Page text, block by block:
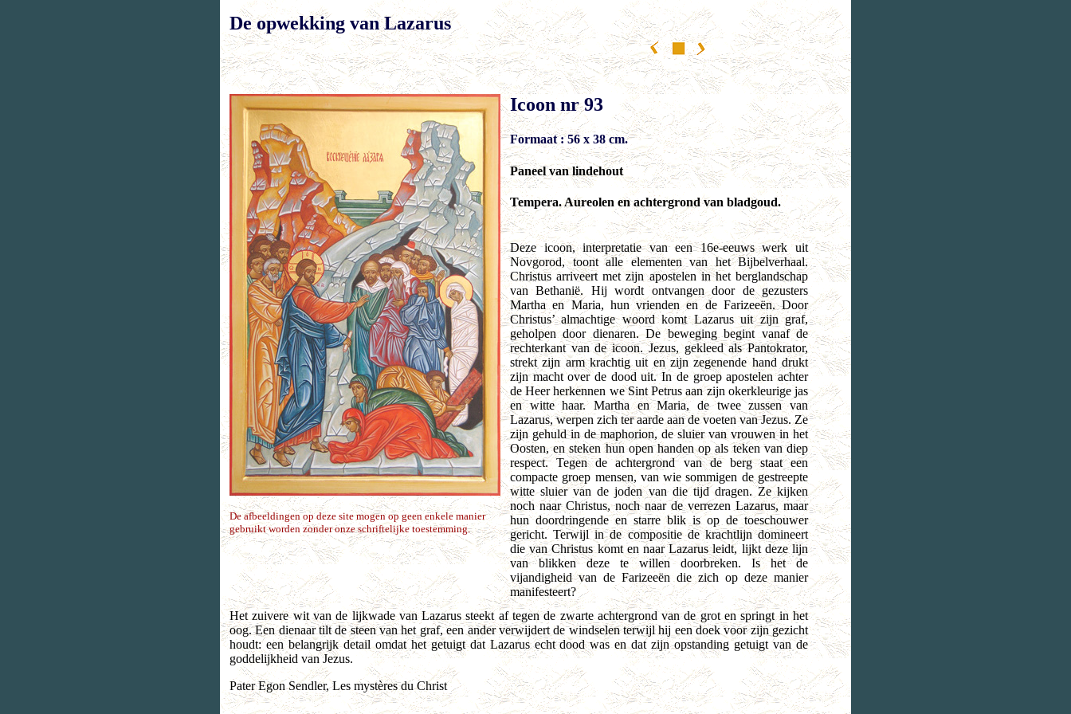
De opwekking van Lazarus
De afbeeldingen op deze site mogen op geen enkele manier
gebruikt worden zonder onze schriftelijke toestemming.
Icoon nr 93
Formaat : 56 x 38 cm.
Paneel van lindehout
Tempera. Aureolen en achtergrond van bladgoud.
Deze icoon, interpretatie van een 16e-eeuws werk uit
Novgorod, toont alle elementen van het Bijbelverhaal.
Christus arriveert met zijn apostelen in het berglandschap
van Bethanië. Hij wordt ontvangen door de gezusters
Martha en Maria, hun vrienden en de Farizeeën. Door
Christus’ almachtige woord komt Lazarus uit zijn graf,
geholpen door dienaren. De beweging begint vanaf de
rechterkant van de icoon. Jezus, gekleed als Pantokrator,
strekt zijn arm krachtig uit en zijn zegenende hand drukt
zijn macht over de dood uit. In de groep apostelen achter
de Heer herkennen we Sint Petrus aan zijn okerkleurige jas
en witte haar. Martha en Maria, de twee zussen van
Lazarus, werpen zich ter aarde aan de voeten van Jezus. Ze
zijn gehuld in de maphorion, de sluier van vrouwen in het
Oosten, en steken hun open handen op als teken van diep
respect. Tegen de achtergrond van de berg staat een
compacte groep mensen, van wie sommigen de gestreepte
witte sluier van de joden van die tijd dragen. Ze kijken
noch naar Christus, noch naar de verrezen Lazarus, maar
hun doordringende en starre blik is op de toeschouwer
gericht. Terwijl in de compositie de krachtlijn domineert
die van Christus komt en naar Lazarus leidt, lijkt deze lijn
van blikken deze te willen doorbreken. Is het de
vijandigheid van de Farizeeën die zich op deze manier
manifesteert?
Het zuivere wit van de lijkwade van Lazarus steekt af tegen de zwarte achtergrond van de grot en springt in het
oog. Een dienaar tilt de steen van het graf, een ander verwijdert de windselen terwijl hij een doek voor zijn gezicht
houdt: een belangrijk detail omdat het getuigt dat Lazarus echt dood was en dat zijn opstanding getuigt van de
goddelijkheid van Jezus.
Pater Egon Sendler, Les mystères du Christ